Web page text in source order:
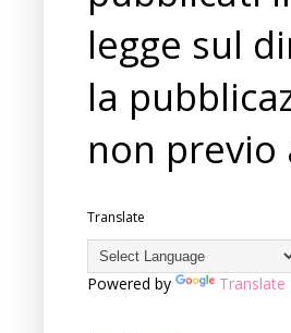
legge sul
la
non
Translate
Powered by Translate